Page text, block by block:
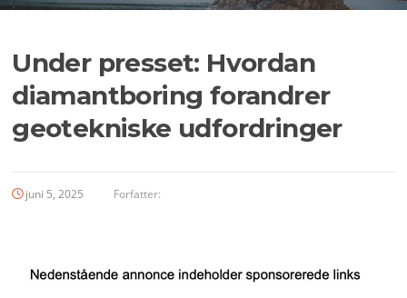
Under presset: Hvordan
diamantboring forandrer
geotekniske udfordringer
juni 5, 2025 Forfatter: